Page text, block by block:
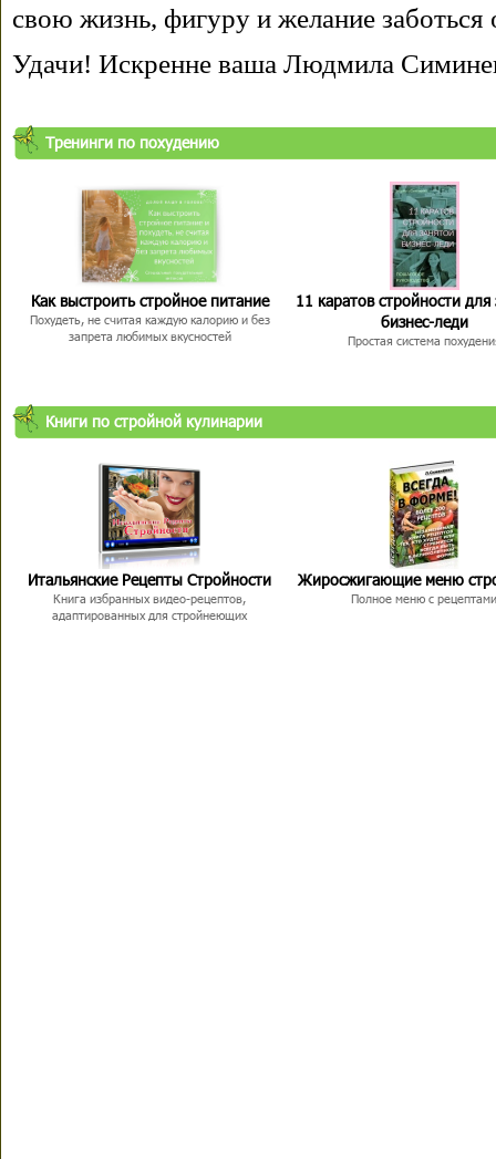
свою жизнь, фигуру и желание заботься
Удачи! Искренне ваша Людмила
Тренинги по похудению
Как выстроить стройное питание
Похудеть, не считая каждую калорию и без
запрета любимых вкусностей
11 каратов стройности для
бизнес-леди
Простая система
Книги по стройной кулинарии
Итальянские Рецепты Стройности
Книга избранных видео-рецептов,
адаптированных для стройнеющих
Жиросжигающие меню
Полное меню с рецептами